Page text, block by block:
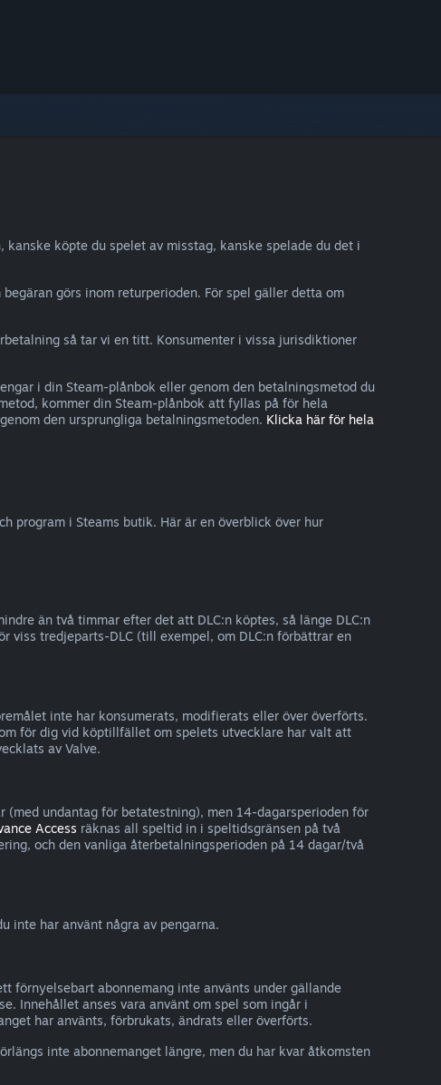
köpte du spelet av misstag, kanske spelade du det i
görs inom returperioden. För spel gäller detta om
så tar vi en titt. Konsumenter i vissa jurisdiktioner
i din Steam-plånbok eller genom den betalningsmetod du
kommer din Steam-plånbok att fyllas på för hela
den ursprungliga betalningsmetoden. Klicka här för hela
program i Steams butik. Här är en överblick över hur
än två timmar efter det att DLC:n köptes, så länge DLC:n
tredjeparts-DLC (till exempel, om DLC:n förbättrar en
inte har konsumerats, modifierats eller över överförts.
för dig vid köptillfället om spelets utvecklare har valt att
av Valve.
undantag för betatestning), men 14-dagarsperioden för
Access räknas all speltid in i speltidsgränsen på två
och den vanliga återbetalningsperioden på 14 dagar/två
inte har använt några av pengarna.
förnyelsebart abonnemang inte använts under gällande
Innehållet anses vara använt om spel som ingår i
har använts, förbrukats, ändrats eller överförts.
inte abonnemanget längre, men du har kvar åtkomsten